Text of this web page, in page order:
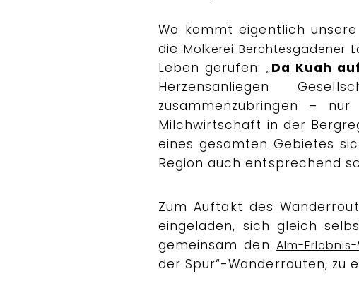
Wo kommt eigentlich
dieMolkerei Berchtesgadener
Leben gerufen: „Da Kuah
Herzensanliegen
zusammenzubringen –
Milchwirtschaft in der
eines gesamten Gebietes
Region auch entsprechend
Zum Auftakt des
eingeladen, sich gleich
gemeinsam den Alm-
der Spur“-Wanderrouten, zu